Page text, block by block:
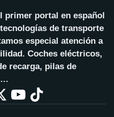
primer portal en español
de transporte
especial atención a
Coches eléctricos,
recarga, pilas de